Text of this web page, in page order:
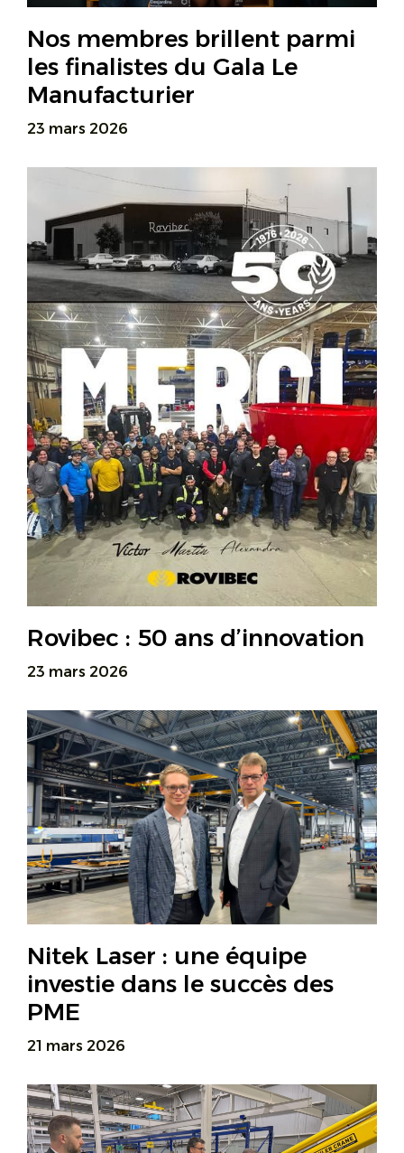
Nos membres brillent parmi
les finalistes du Gala Le
Manufacturier
23 mars 2026
Rovibec : 50 ans d’innovation
23 mars 2026
Nitek Laser : une équipe
investie dans le succès des
PME
21 mars 2026